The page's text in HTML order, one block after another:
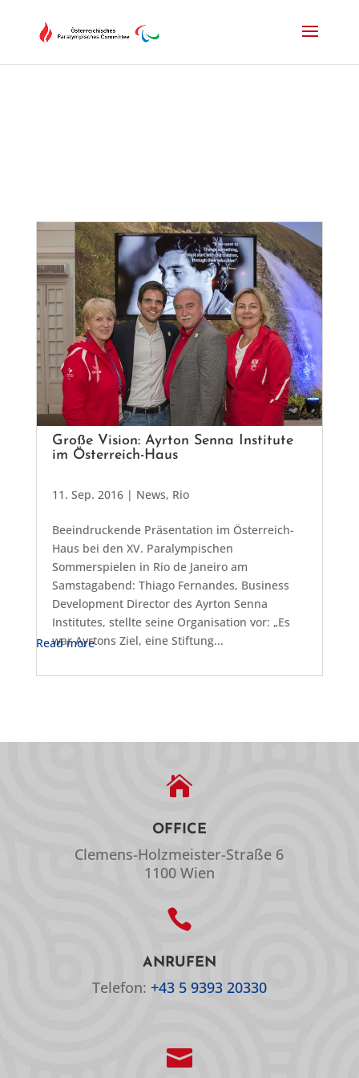
Große Vision: Ayrton Senna Institute
im Österreich-Haus
11. Sep. 2016| News, Rio
Beeindruckende Präsentation im Österreich-
Haus bei den XV. Paralympischen
Sommerspielen in Rio de Janeiro am
Samstagabend: Thiago Fernandes, Business
Development Director des Ayrton Senna
Institutes, stellte seine Organisation vor: „Es
war Ayrtons Ziel, eine Stiftung...
Read more

OFFICE
Clemens-Holzmeister-Straße 6
1100 Wien

ANRUFEN
Telefon: +43 5 9393 20330
